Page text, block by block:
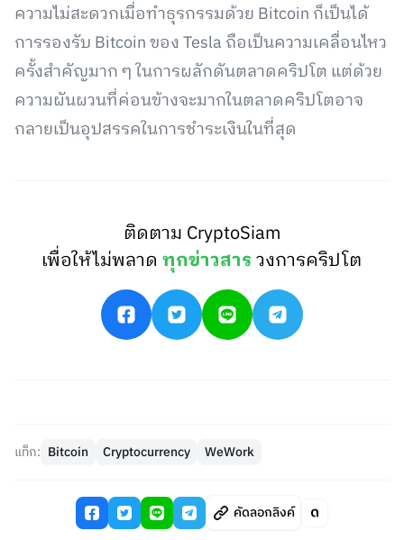
ความไม่สะดวกเมื่อทำธุรกรรมด้วย Bitcoin ก็เป็นได้
การรองรับ Bitcoin ของ Tesla ถือเป็นความเคลื่อนไหว
ครั้งสำคัญมาก ๆ ในการผลักดันตลาดคริปโต แต่ด้วย
ความผันผวนที่ค่อนข้างจะมากในตลาดคริปโตอาจ
กลายเป็นอุปสรรคในการชำระเงินในที่สุด
ติดตาม CryptoSiam
เพื่อให้ไม่พลาดทุกข่าวสารวงการคริปโต
แท็ก: Bitcoin Cryptocurrency WeWork
คัดลอกลิงค์